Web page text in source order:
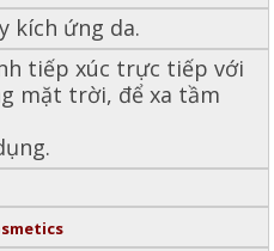
kích ứng da.
tiếp xúc trực tiếp với
mặt trời, để xa tầm